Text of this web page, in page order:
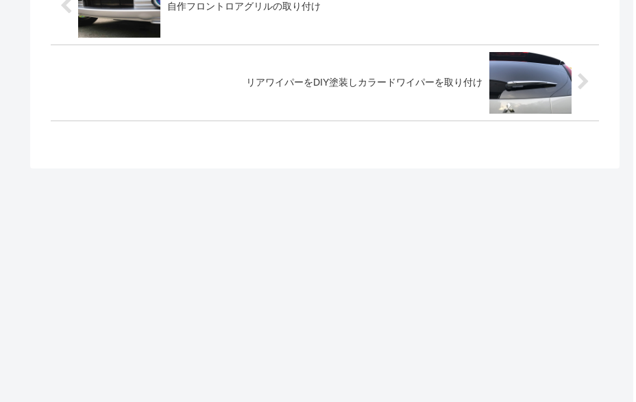
自作フロントロアグリルの取り付け
リアワイパーをDIY塗装しカラードワイパーを取り付け